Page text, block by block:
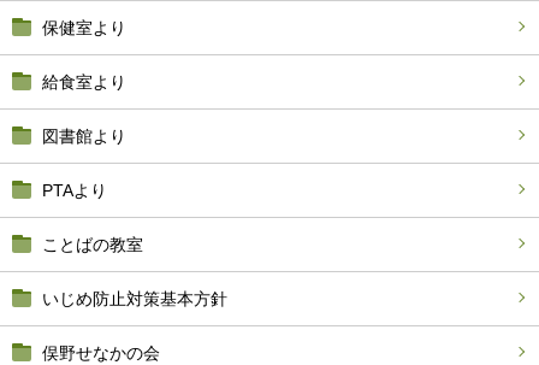
保健室より
給食室より
図書館より
PTAより
ことばの教室
いじめ防止対策基本方針
俣野せなかの会